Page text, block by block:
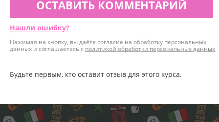
ОСТАВИТЬ КОММЕНТАРИЙ
Нашли ошибку?
Нажимая на кнопку, вы даёте согласие на обработку персональных
данных и соглашаетесь с политикой обработки персональных данных.
Будьте первым, кто оставит отзыв для этого курса.